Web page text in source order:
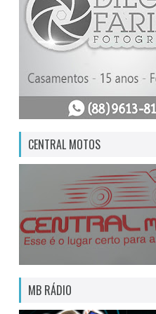
CENTRAL MOTOS
MB RÁDIO